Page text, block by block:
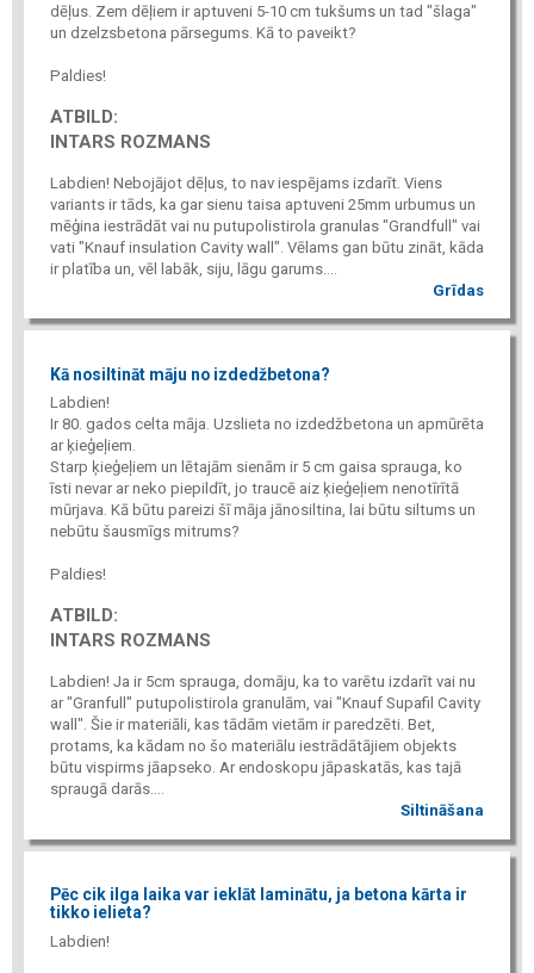
dēļus. Zem dēļiem ir aptuveni 5-10 cm tukšums un tad "šlaga"
un dzelzsbetona pārsegums. Kā to paveikt?
Paldies!
ATBILD:
INTARS ROZMANS
Labdien! Nebojājot dēļus, to nav iespējams izdarīt. Viens
variants ir tāds, ka gar sienu taisa aptuveni 25mm urbumus un
mēģina iestrādāt vai nu putupolistirola granulas "Grandfull" vai
vati "Knauf insulation Cavity wall". Vēlams gan būtu zināt, kāda
ir platība un, vēl labāk, siju, lāgu garums....
Grīdas
Kā nosiltināt māju no izdedžbetona?
Labdien!
Ir 80. gados celta māja. Uzslieta no izdedžbetona un apmūrēta
ar ķieģeļiem.
Starp ķieģeļiem un lētajām sienām ir 5 cm gaisa sprauga, ko
īsti nevar ar neko piepildīt, jo traucē aiz ķieģeļiem nenotīrītā
mūrjava. Kā būtu pareizi šī māja jānosiltina, lai būtu siltums un
nebūtu šausmīgs mitrums?
Paldies!
ATBILD:
INTARS ROZMANS
Labdien! Ja ir 5cm sprauga, domāju, ka to varētu izdarīt vai nu
ar "Granfull" putupolistirola granulām, vai "Knauf Supafil Cavity
wall". Šie ir materiāli, kas tādām vietām ir paredzēti. Bet,
protams, ka kādam no šo materiālu iestrādātājiem objekts
būtu vispirms jāapseko. Ar endoskopu jāpaskatās, kas tajā
spraugā darās....
Siltināšana
Pēc cik ilga laika var ieklāt laminātu, ja betona kārta ir
tikko ielieta?
Labdien!